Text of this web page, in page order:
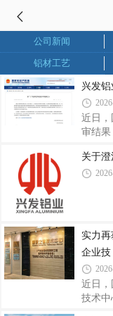
公司新闻
铝材工艺
兴发
近日
审结果
（专利
奖。该
作为
新，
奖，既
关于
实力
企业技
近日，
技术